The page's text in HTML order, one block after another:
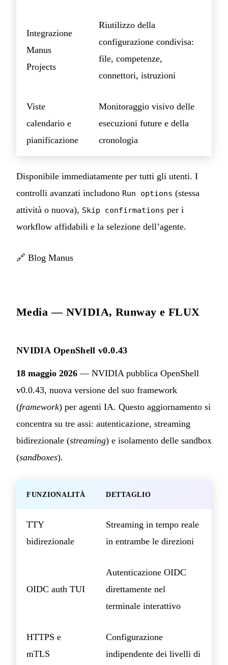
Integrazione
Manus
Projects
Riutilizzo della
configurazione condivisa:
file, competenze,
connettori, istruzioni
Viste
calendario e
pianificazione
Monitoraggio visivo delle
esecuzioni future e della
cronologia
Disponibile immediatamente per tutti gli utenti. I
controlli avanzati includono Run options (stessa
attività o nuova), Skip confirmations per i
workflow affidabili e la selezione dell’agente.
🔗 Blog Manus
Media — NVIDIA, Runway e FLUX
NVIDIA OpenShell v0.0.43
18 maggio 2026 — NVIDIA pubblica OpenShell
v0.0.43, nuova versione del suo framework
(framework) per agenti IA. Questo aggiornamento si
concentra su tre assi: autenticazione, streaming
bidirezionale (streaming) e isolamento delle sandbox
(sandboxes).
FUNZIONALITÀ DETTAGLIO
TTY
bidirezionale
Streaming in tempo reale
in entrambe le direzioni
OIDC auth TUI
Autenticazione OIDC
direttamente nel
terminale interattivo
HTTPS e
mTLS
Configurazione
indipendente dei livelli di